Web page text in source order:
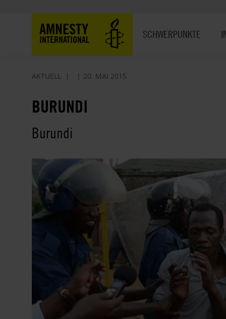
AMNESTY
INTERNATIONAL SCHWERPUNKTE
AKTUELL 20. MAI 2015
BURUNDI
Burundi